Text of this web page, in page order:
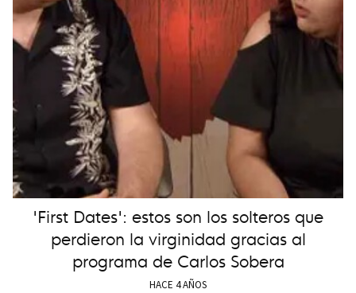
'First Dates': estos son los solteros que
perdieron la virginidad gracias al
programa de Carlos Sobera
HACE 4 AÑOS